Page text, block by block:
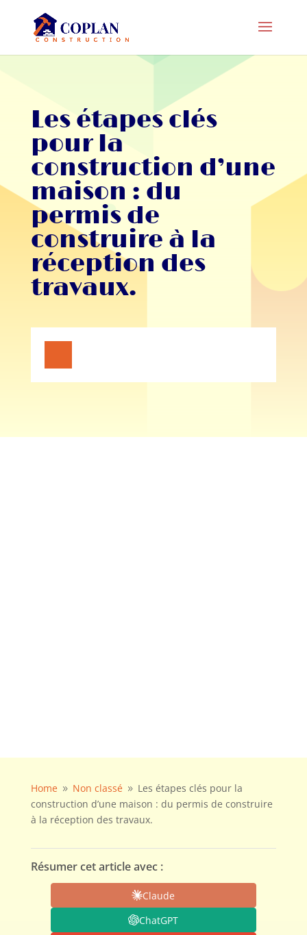
Les étapes clés
pour la
construction d’une
maison : du
permis de
construire à la
réception des
travaux.
Home 9 Non classé 9 Les étapes clés pour la
construction d’une maison : du permis de construire
à la réception des travaux.
Résumer cet article avec :
Claude
ChatGPT